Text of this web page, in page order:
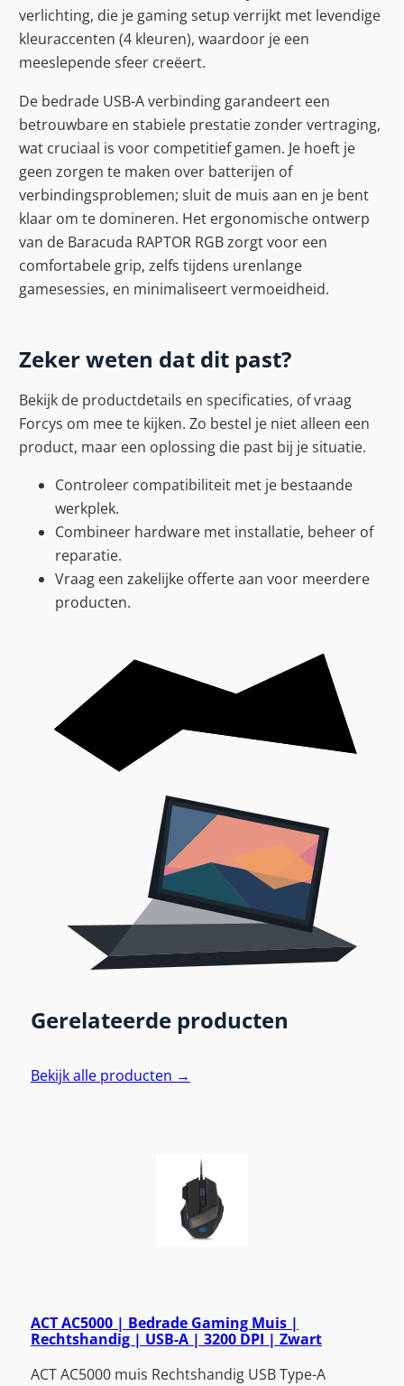
verlichting, die je gaming setup verrijkt met levendige
kleuraccenten (4 kleuren), waardoor je een
meeslepende sfeer creëert.
De bedrade USB-A verbinding garandeert een
betrouwbare en stabiele prestatie zonder vertraging,
wat cruciaal is voor competitief gamen. Je hoeft je
geen zorgen te maken over batterijen of
verbindingsproblemen; sluit de muis aan en je bent
klaar om te domineren. Het ergonomische ontwerp
van de Baracuda RAPTOR RGB zorgt voor een
comfortabele grip, zelfs tijdens urenlange
gamesessies, en minimaliseert vermoeidheid.
Zeker weten dat dit past?
Bekijk de productdetails en specificaties, of vraag
Forcys om mee te kijken. Zo bestel je niet alleen een
product, maar een oplossing die past bij je situatie.
Controleer compatibiliteit met je bestaande
werkplek.
Combineer hardware met installatie, beheer of
reparatie.
Vraag een zakelijke offerte aan voor meerdere
producten.
Gerelateerde producten
Bekijk alle producten →
ACT AC5000 | Bedrade Gaming Muis |
Rechtshandig | USB-A | 3200 DPI | Zwart
ACT AC5000 muis Rechtshandig USB Type-A